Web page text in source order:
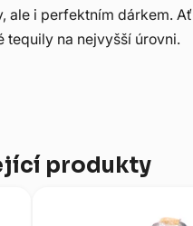
i perfektním dárkem.
tequily na nejvyšší úrovni.
produkty